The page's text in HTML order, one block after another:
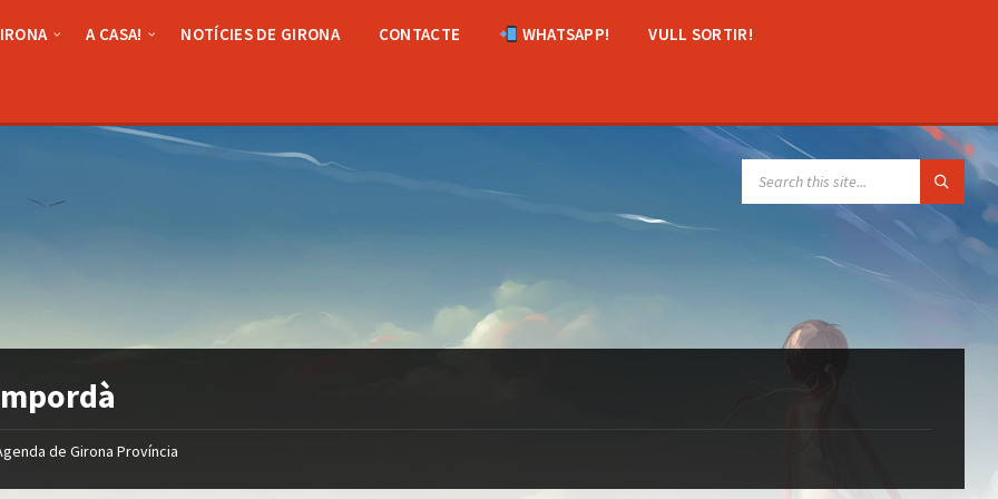
A CASA! NOTÍCIES DE GIRONA CONTACTE WHATSAPP! VULL SORTIR!
de Girona Província